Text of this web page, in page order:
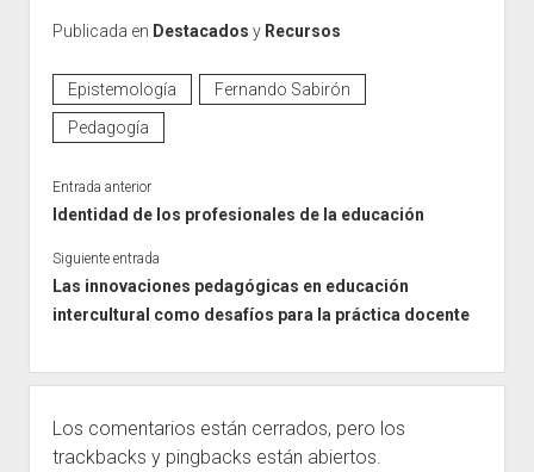
Publicada en Destacados y Recursos
Epistemología
Fernando Sabirón
Pedagogía
Entrada anterior
Identidad de los profesionales de la educación
Siguiente entrada
Las innovaciones pedagógicas en educación
intercultural como desafíos para la práctica docente
Los comentarios están cerrados, pero los
trackbacks y pingbacks están abiertos.